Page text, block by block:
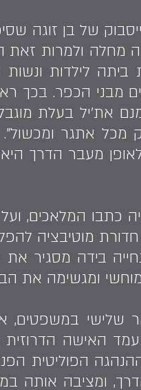
של בן זוגה
ולמרות זאת
לילדות
הכפר. בכך
את׳יל בעלת
מכל אתגר
מעבר הדרך היא
המלאכים, ועל
מוטיבציה
בידה מסגיר
ומגשימה את
שלישי במשפטים,
האישה
הפוליטית
ומציבה אותה